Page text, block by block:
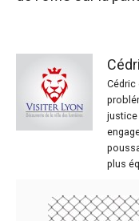
Cédric
justice
plus